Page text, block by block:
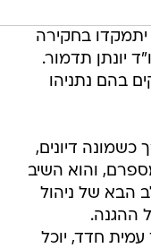
בחקירה
ינהל עו"ד יונתן תדמור.
בהם נתניהו
דיונים,
והוא השיב
הבא של ניהול
ההגנה.
עמית חדד, יוכל